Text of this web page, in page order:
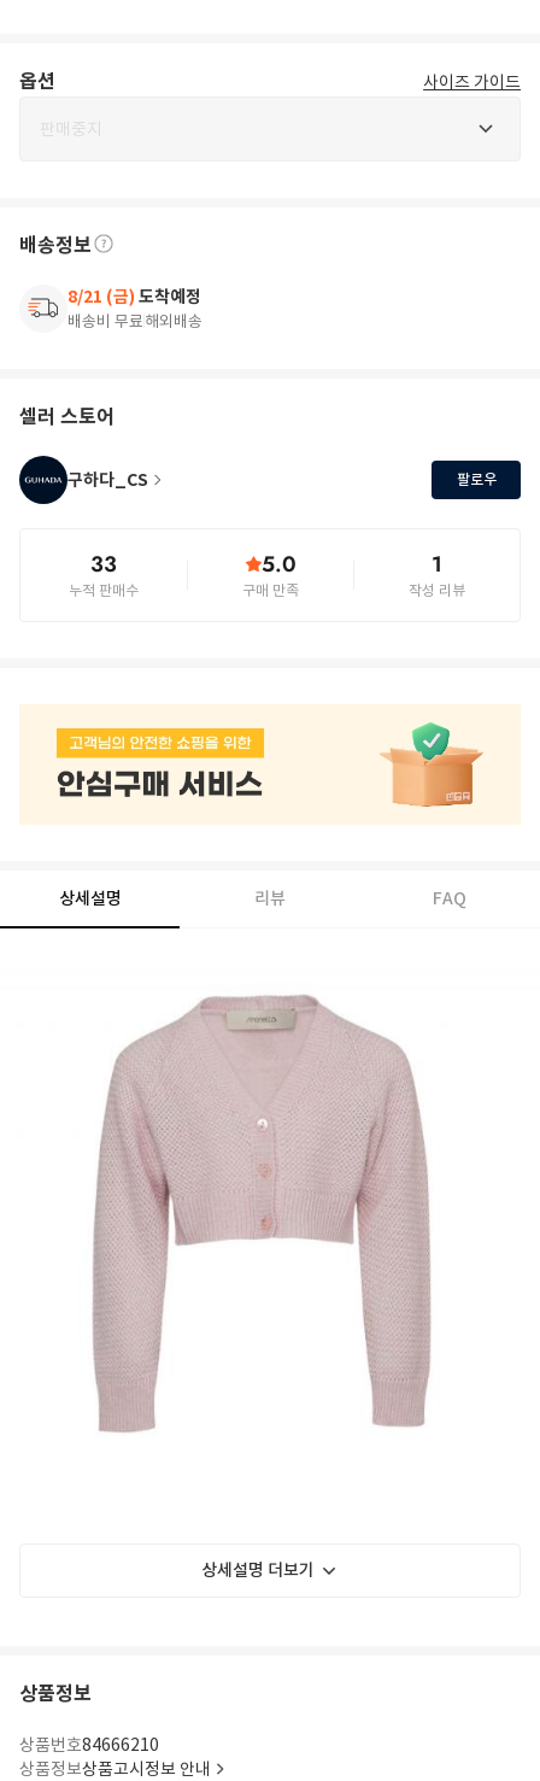
옵션 사이즈 가이드
판매중지
배송정보
8/21 (금) 도착예정
배송비 무료해외배송
셀러 스토어
구하다_CS 팔로우
33
누적 판매수
5.0
구매 만족
1
작성 리뷰
상세설명 리뷰 FAQ
상세설명 더보기
상품정보
상품번호84666210
상품정보상품고시정보 안내